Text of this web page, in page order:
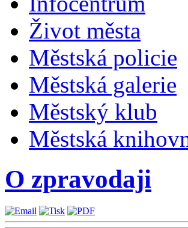
Život města
Městská policie
Městská galerie
Městský klub
Městská
O zpravodaji